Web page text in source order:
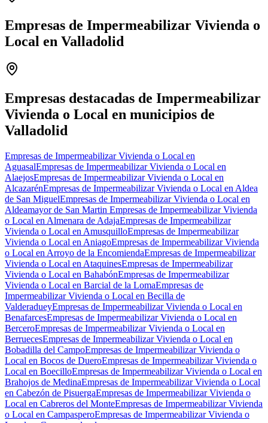
Empresas de Impermeabilizar Vivienda o
Local en Valladolid
−
Empresas destacadas de Impermeabilizar
Vivienda o Local en municipios de
Valladolid
Empresas de Impermeabilizar Vivienda o Local en
AguasalEmpresas de Impermeabilizar Vivienda o Local en
AlaejosEmpresas de Impermeabilizar Vivienda o Local en
AlcazarénEmpresas de Impermeabilizar Vivienda o Local en Aldea
de San MiguelEmpresas de Impermeabilizar Vivienda o Local en
Aldeamayor de San Martin Empresas de Impermeabilizar Vivienda
o Local en Almenara de AdajaEmpresas de Impermeabilizar
Vivienda o Local en AmusquilloEmpresas de Impermeabilizar
Vivienda o Local en AniagoEmpresas de Impermeabilizar Vivienda
o Local en Arroyo de la EncomiendaEmpresas de Impermeabilizar
Vivienda o Local en AtaquinesEmpresas de Impermeabilizar
Vivienda o Local en BahabónEmpresas de Impermeabilizar
Vivienda o Local en Barcial de la LomaEmpresas de
Impermeabilizar Vivienda o Local en Becilla de
ValderadueyEmpresas de Impermeabilizar Vivienda o Local en
BenafarcesEmpresas de Impermeabilizar Vivienda o Local en
BerceroEmpresas de Impermeabilizar Vivienda o Local en
BerruecesEmpresas de Impermeabilizar Vivienda o Local en
Bobadilla del CampoEmpresas de Impermeabilizar Vivienda o
Local en Bocos de DueroEmpresas de Impermeabilizar Vivienda o
Local en BoecilloEmpresas de Impermeabilizar Vivienda o Local en
Brahojos de MedinaEmpresas de Impermeabilizar Vivienda o Local
en Cabezón de PisuergaEmpresas de Impermeabilizar Vivienda o
Local en Cabreros del MonteEmpresas de Impermeabilizar Vivienda
o Local en CampasperoEmpresas de Impermeabilizar Vivienda o